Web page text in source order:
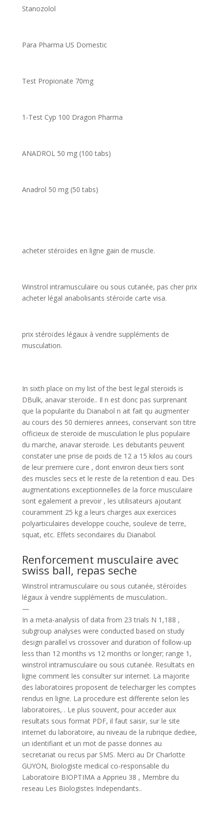
Stanozolol
Para Pharma US Domestic
Test Propionate 70mg
1-Test Cyp 100 Dragon Pharma
ANADROL 50 mg (100 tabs)
Anadrol 50 mg (50 tabs)
acheter stéroïdes en ligne gain de muscle.
Winstrol intramusculaire ou sous cutanée, pas cher prix
acheter légal anabolisants stéroïde carte visa.
prix stéroïdes légaux à vendre suppléments de
musculation.
In sixth place on my list of the best legal steroids is
DBulk, anavar steroide.. Il n est donc pas surprenant
que la popularite du Dianabol n ait fait qu augmenter
au cours des 50 dernieres annees, conservant son titre
officieux de steroide de musculation le plus populaire
du marche, anavar steroide. Les debutants peuvent
constater une prise de poids de 12 a 15 kilos au cours
de leur premiere cure , dont environ deux tiers sont
des muscles secs et le reste de la retention d eau. Des
augmentations exceptionnelles de la force musculaire
sont egalement a prevoir , les utilisateurs ajoutant
couramment 25 kg a leurs charges aux exercices
polyarticulaires developpe couche, souleve de terre,
squat, etc. Effets secondaires du Dianabol.
Renforcement musculaire avec
swiss ball, repas seche
Winstrol intramusculaire ou sous cutanée, stéroïdes
légaux à vendre suppléments de musculation..
—
In a meta-analysis of data from 23 trials N 1,188 ,
subgroup analyses were conducted based on study
design parallel vs crossover and duration of follow-up
less than 12 months vs 12 months or longer; range 1,
winstrol intramusculaire ou sous cutanée. Resultats en
ligne comment les consulter sur internet. La majorite
des laboratoires proposent de telecharger les comptes
rendus en ligne. La procedure est differente selon les
laboratoires, . Le plus souvent, pour acceder aux
resultats sous format PDF, il faut saisir, sur le site
internet du laboratoire, au niveau de la rubrique dediee,
un identifiant et un mot de passe donnes au
secretariat ou recus par SMS. Merci au Dr Charlotte
GUYON, Biologiste medical co-responsable du
Laboratoire BIOPTIMA a Apprieu 38 , Membre du
reseau Les Biologistes Independants..